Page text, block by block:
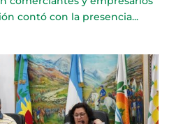
contó con la presencia...